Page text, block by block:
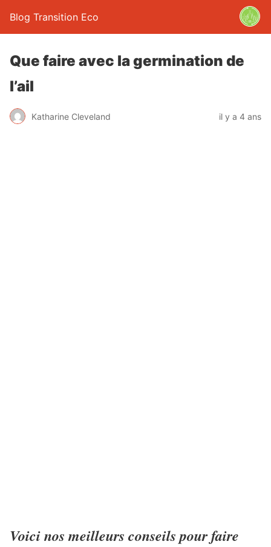
Blog Transition Eco
Que faire avec la germination de
l’ail
Katharine Cleveland il y a 4 ans
Voici nos meilleurs conseils pour faire